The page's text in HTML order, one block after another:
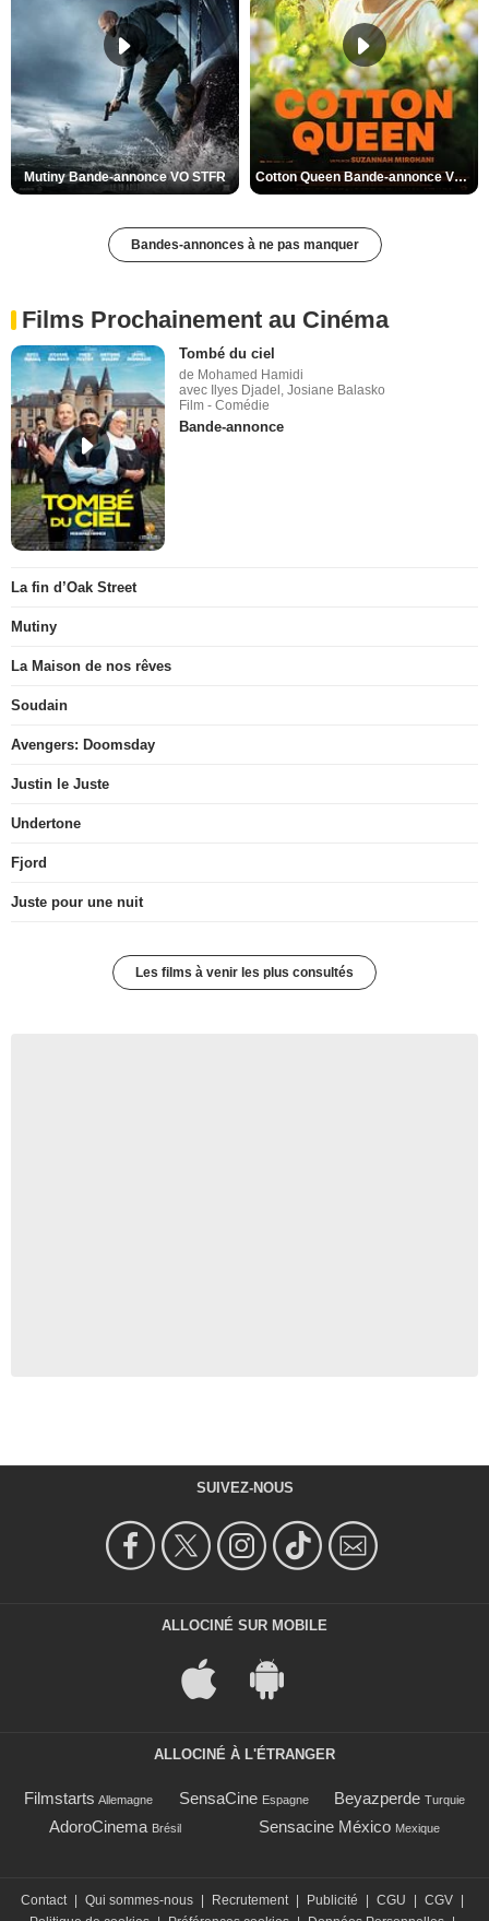
Mutiny Bande-annonce VO STFR Cotton Queen Bande-annonce VO STFR
Bandes-annonces à ne pas manquer
Films Prochainement au Cinéma
Tombé du ciel
de Mohamed Hamidi
avec Ilyes Djadel, Josiane Balasko
Film - Comédie
Bande-annonce
La fin d’Oak Street
Mutiny
La Maison de nos rêves
Soudain
Avengers: Doomsday
Justin le Juste
Undertone
Fjord
Juste pour une nuit
Les films à venir les plus consultés
SUIVEZ-NOUS
ALLOCINÉ SUR MOBILE
ALLOCINÉ À L'ÉTRANGER
Filmstarts Allemagne SensaCine Espagne Beyazperde Turquie
AdoroCinema Brésil Sensacine México Mexique
Contact Qui sommes-nous Recrutement Publicité CGU CGV